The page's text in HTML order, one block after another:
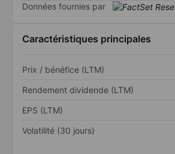
Données fournies par
Caractéristiques principales
Prix / bénéfice (LTM)
Rendement dividende (LTM)
EPS (LTM)
Volatilité (30 jours)